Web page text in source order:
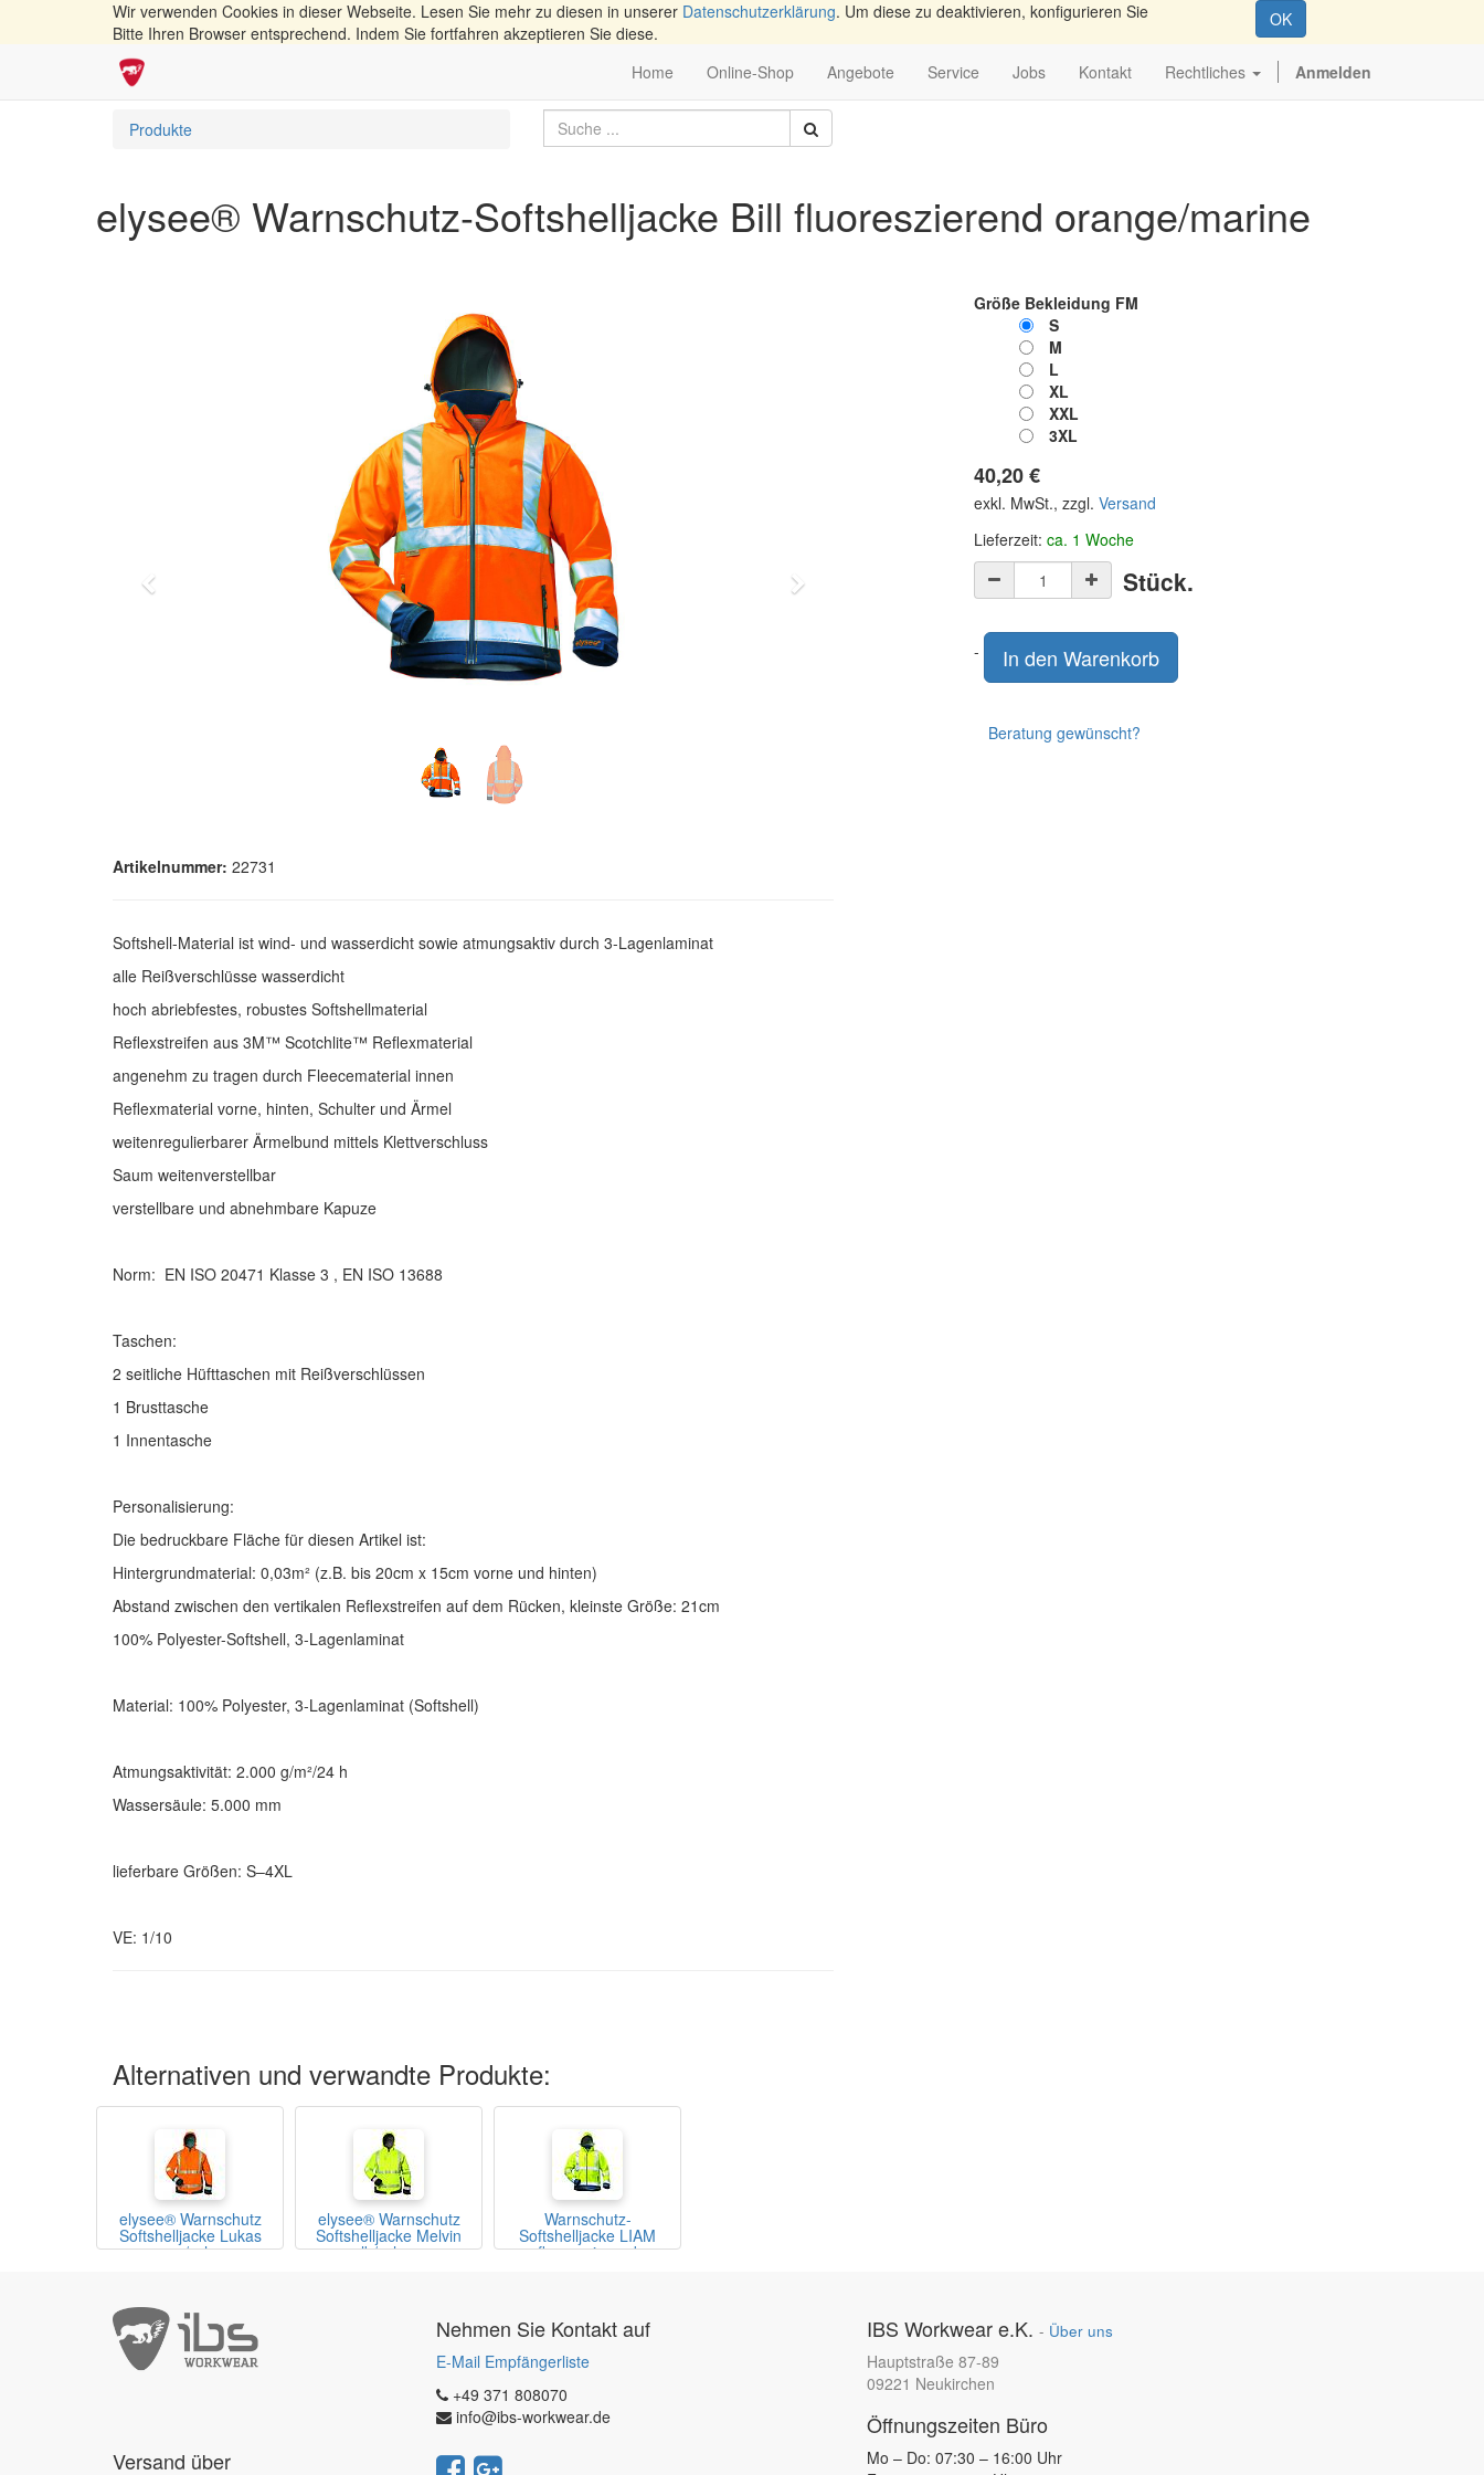
Wir verwenden Cookies in dieser Webseite. Lesen Sie mehr zu diesen in unserer Datenschutzerklärung. Um diese zu deaktivieren, konfigurieren Sie
Bitte Ihren Browser entsprechend. Indem Sie fortfahren akzeptieren Sie diese.
OK
Home Online-Shop Angebote Service Jobs Kontakt Rechtliches Anmelden
Produkte
elysee® Warnschutz-Softshelljacke Bill fluoreszierend orange/marine
Weiter
Artikelnummer: 22731
Softshell-Material ist wind- und wasserdicht sowie atmungsaktiv durch 3-Lagenlaminat
alle Reißverschlüsse wasserdicht
hoch abriebfestes, robustes Softshellmaterial
Reflexstreifen aus 3M™ Scotchlite™ Reflexmaterial
angenehm zu tragen durch Fleecematerial innen
Reflexmaterial vorne, hinten, Schulter und Ärmel
weitenregulierbarer Ärmelbund mittels Klettverschluss
Saum weitenverstellbar
verstellbare und abnehmbare Kapuze
Norm: EN ISO 20471 Klasse 3 , EN ISO 13688
Taschen:
2 seitliche Hüfttaschen mit Reißverschlüssen
1 Brusttasche
1 Innentasche
Personalisierung:
Die bedruckbare Fläche für diesen Artikel ist:
Hintergrundmaterial: 0,03m² (z.B. bis 20cm x 15cm vorne und hinten)
Abstand zwischen den vertikalen Reflexstreifen auf dem Rücken, kleinste Größe: 21cm
100% Polyester-Softshell, 3-Lagenlaminat
Material: 100% Polyester, 3-Lagenlaminat (Softshell)
Atmungsaktivität: 2.000 g/m²/24 h
Wassersäule: 5.000 mm
lieferbare Größen: S–4XL
VE: 1/10
Größe Bekleidung FM
S
M
L
XL
XXL
3XL
40,20€
exkl. MwSt., zzgl. Versand
Lieferzeit: ca. 1 Woche
Stück.
- In den Warenkorb
Beratung gewünscht?
Alternativen und verwandte Produkte:
elysee® Warnschutz
Softshelljacke Lukas
orange/schwarz
elysee® Warnschutz
Softshelljacke Melvin
gelb/schwarz
Warnschutz-
Softshelljacke LIAM
fluoreszierend
Versand über
Nehmen Sie Kontakt auf
E-Mail Empfängerliste
+49 371 808070
info@ibs-workwear.de
IBS Workwear e.K. - Über uns
Hauptstraße 87-89
09221 Neukirchen
Öffnungszeiten Büro
Mo – Do: 07:30 – 16:00 Uhr